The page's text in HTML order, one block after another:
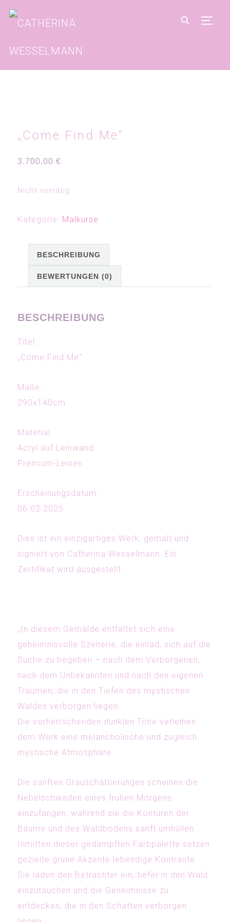
„Come Find Me“
3.700,00€
Nicht vorrätig
Kategorie: Malkurse
BESCHREIBUNG
BEWERTUNGEN (0)
BESCHREIBUNG
Titel:
„Come Find Me“
Maße:
290x140cm
Material:
Acryl auf Leinwand
Premium-Leinen
Erscheinungsdatum:
06.02.2025
Dies ist ein einzigartiges Werk, gemalt und
signiert von Catherina Wesselmann. Ein
Zertifikat wird ausgestellt.
„In diesem Gemälde entfaltet sich eine
geheimnisvolle Szenerie, die einläd, sich auf die
Suche zu begeben – nach dem Verborgenen,
nach dem Unbekannten und nach den eigenen
Träumen, die in den Tiefen des mystischen
Waldes verborgen liegen.
Die vorherrschenden dunklen Töne verleihen
dem Werk eine melancholische und zugleich
mystische Atmosphäre.
Die sanften Grauschattierungen scheinen die
Nebelschwaden eines frühen Morgens
einzufangen, während sie die Konturen der
Bäume und des Waldbodens sanft umhüllen.
Inmitten dieser gedämpften Farbpalette setzen
gezielte grüne Akzente lebendige Kontraste.
Sie laden den Betrachter ein, tiefer in den Wald
einzutauchen und die Geheimnisse zu
entdecken, die in den Schatten verborgen